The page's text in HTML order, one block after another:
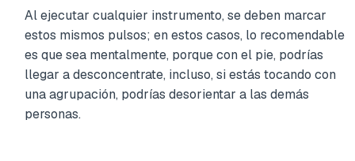
Al ejecutar cualquier instrumento, se deben marcar
estos mismos pulsos; en estos casos, lo recomendable
es que sea mentalmente, porque con el pie, podrías
llegar a desconcentrate, incluso, si estás tocando con
una agrupación, podrías desorientar a las demás
personas.